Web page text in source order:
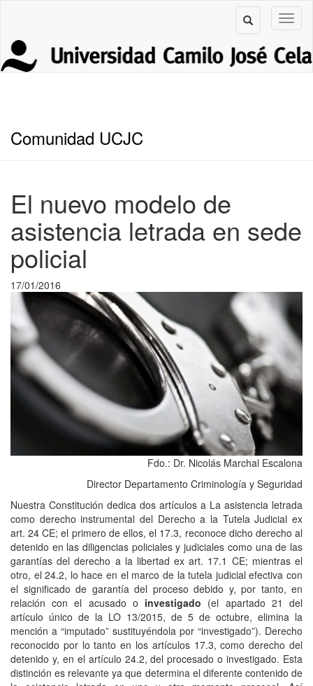
Comunidad UCJC
El nuevo modelo de
asistencia letrada en sede
policial
17/01/2016
Fdo.: Dr. Nicolás Marchal Escalona
Director Departamento Criminología y Seguridad
Nuestra Constitución dedica dos artículos a La asistencia letrada
como derecho instrumental del Derecho a la Tutela Judicial ex
art. 24 CE; el primero de ellos, el 17.3, reconoce dicho derecho al
detenido en las diligencias policiales y judiciales como una de las
garantías del derecho a la libertad ex art. 17.1 CE; mientras el
otro, el 24.2, lo hace en el marco de la tutela judicial efectiva con
el significado de garantía del proceso debido y, por tanto, en
relación con el acusado o investigado (el apartado 21 del
artículo único de la LO 13/2015, de 5 de octubre, elimina la
mención a “imputado” sustituyéndola por “investigado”). Derecho
reconocido por lo tanto en los artículos 17.3, como derecho del
detenido y, en el artículo 24.2, del procesado o investigado. Esta
distinción es relevante ya que determina el diferente contenido de